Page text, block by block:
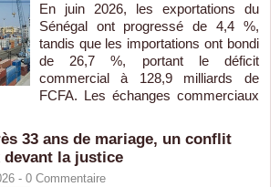
En juin 2026, les exportations du
Sénégal ont progressé de 4,4 %,
tandis que les importations ont bondi
de 26,7 %, portant le déficit
commercial à 128,9 milliards de
FCFA. Les échanges commerciaux
33 ans de mariage, un conflit
devant la justice
- 0 Commentaire